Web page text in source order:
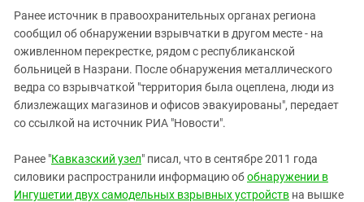
Южная Осетия
Южный Кавказ
Ранее источник в правоохранительных органах региона
сообщил об обнаружении взрывчатки в другом месте - на
оживленном перекрестке, рядом с республиканской
больницей в Назрани. После обнаружения металлического
ведра со взрывчаткой "территория была оцеплена, люди из
близлежащих магазинов и офисов эвакуированы", передает
со ссылкой на источник РИА "Новости".
Ранее "Кавказский узел" писал, что в сентябре 2011 года
силовики распространили информацию обобнаружении в
Ингушетии двух самодельных взрывных устройств на вышке